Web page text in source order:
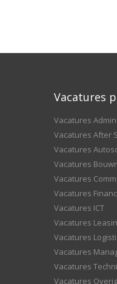
Vacatures
Vacatures
Vacatures After
Vacatures
Vacatures
Vacatures
Vacatures
Vacatures ICT
Vacatures
Vacatures
Vacatures
Vacatures
Vacatures Overig